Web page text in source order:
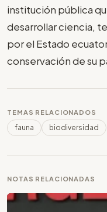
institución pública
desarrollar ciencia,
por el Estado
conservación de su
TEMAS RELACIONADOS
fauna biodiversidad
NOTAS RELACIONADAS